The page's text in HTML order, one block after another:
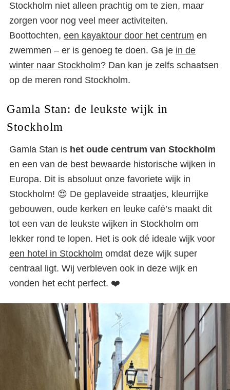
Stockholm niet alleen prachtig om te zien, maar
zorgen voor nog veel meer activiteiten.
Boottochten, een kayaktour door het centrum en
zwemmen – er is genoeg te doen. Ga je in de
winter naar Stockholm? Dan kan je zelfs schaatsen
op de meren rond Stockholm.
Gamla Stan: de leukste wijk in
Stockholm
Gamla Stan is het oude centrum van Stockholm
en een van de best bewaarde historische wijken in
Europa. Dit is absoluut onze favoriete wijk in
Stockholm! 😍 De geplaveide straatjes, kleurrijke
gebouwen, oude kerken en leuke café’s maakt dit
tot een van de leukste wijken in Stockholm om
lekker rond te lopen. Het is ook dé ideale wijk voor
een hotel in Stockholm omdat deze wijk super
centraal ligt. Wij verbleven ook in deze wijk en
vonden het echt perfect. ❤️